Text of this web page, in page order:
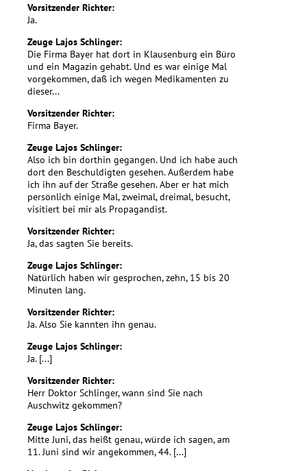
Vorsitzender Richter:
Ja.
Zeuge Lajos Schlinger:
Die Firma Bayer hat dort in Klausenburg ein Büro
und ein Magazin gehabt. Und es war einige Mal
vorgekommen, daß ich wegen Medikamenten zu
dieser...
Vorsitzender Richter:
Firma Bayer.
Zeuge Lajos Schlinger:
Also ich bin dorthin gegangen. Und ich habe auch
dort den Beschuldigten gesehen. Außerdem habe
ich ihn auf der Straße gesehen. Aber er hat mich
persönlich einige Mal, zweimal, dreimal, besucht,
visitiert bei mir als Propagandist.
Vorsitzender Richter:
Ja, das sagten Sie bereits.
Zeuge Lajos Schlinger:
Natürlich haben wir gesprochen, zehn, 15 bis 20
Minuten lang.
Vorsitzender Richter:
Ja. Also Sie kannten ihn genau.
Zeuge Lajos Schlinger:
Ja. [...]
Vorsitzender Richter:
Herr Doktor Schlinger, wann sind Sie nach
Auschwitz gekommen?
Zeuge Lajos Schlinger:
Mitte Juni, das heißt genau, würde ich sagen, am
11. Juni sind wir angekommen, 44. [...]